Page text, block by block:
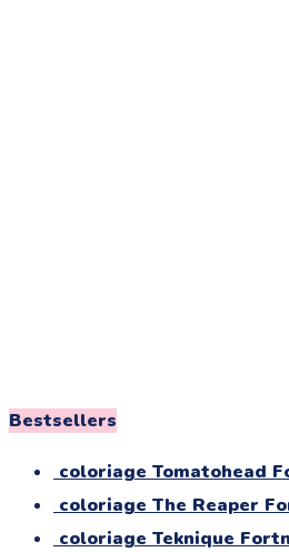
Bestsellers
coloriage Tomatohead
coloriage The Reaper
coloriage Teknique